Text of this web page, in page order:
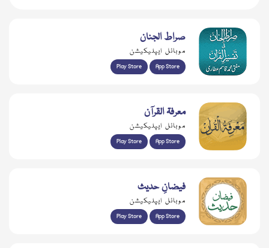
صراط الجنان
موبائل ایپلیکیشن
Play Store App Store
معرفۃ القرآن
موبائل ایپلیکیشن
Play Store App Store
فیضانِ حدیث
موبائل ایپلیکیشن
Play Store App Store